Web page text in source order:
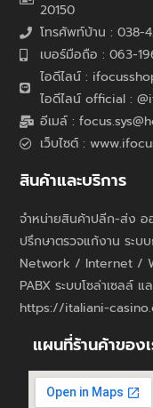
20150
โทรศัพท์บ้าน : 038-
เบอร์มือถือ : 063-
ไอดีไลน์ :
ไอดีไลน์ official :
อีเมล์ :
เว็บไซต์ :
สินค้าและบริการ
จำหน่ายสินค้าปลีก-ส่ง
ปรึกษาตรวจแก้งาน ระบ
Network / Internet /
PABX ระบบโซล่าเซลล์
https://italiani-
แผนที่ร้านค้าของเ